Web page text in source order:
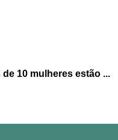
10 mulheres estão ...